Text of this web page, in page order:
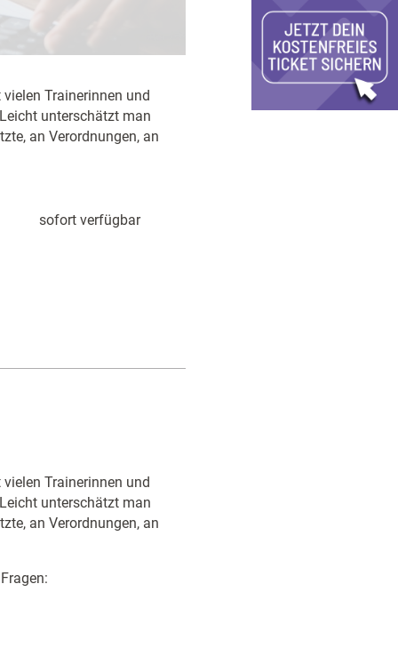
Trainerinnen und
unterschätzt man
an Verordnungen, an
sofort verfügbar
Trainerinnen und
unterschätzt man
an Verordnungen, an